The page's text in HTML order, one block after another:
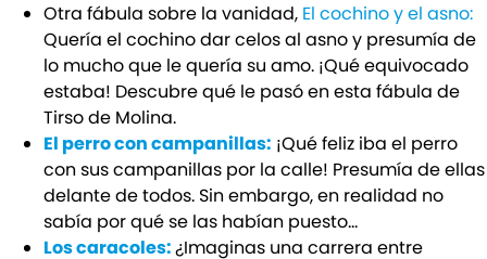
Otra fábula sobre la vanidad, El cochino y el asno:
Quería el cochino dar celos al asno y presumía de
lo mucho que le quería su amo. ¡Qué equivocado
estaba! Descubre qué le pasó en esta fábula de
Tirso de Molina.
El perro con campanillas: ¡Qué feliz iba el perro
con sus campanillas por la calle! Presumía de ellas
delante de todos. Sin embargo, en realidad no
sabía por qué se las habían puesto…
Los caracoles:¿Imaginas una carrera entre